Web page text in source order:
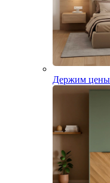
Держим цены